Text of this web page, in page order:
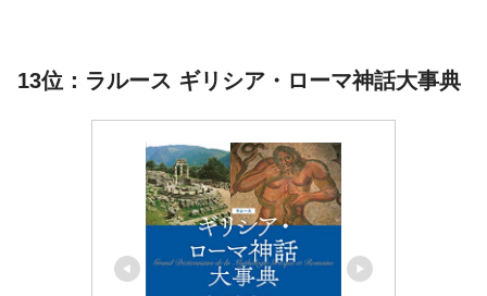
13位：ラルース ギリシア・ローマ神話大事典